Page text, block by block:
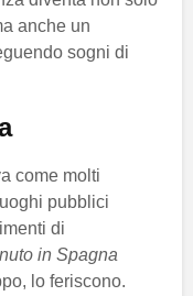
anche un
sogni di
come molti
pubblici
di
in Spagna
lo feriscono.